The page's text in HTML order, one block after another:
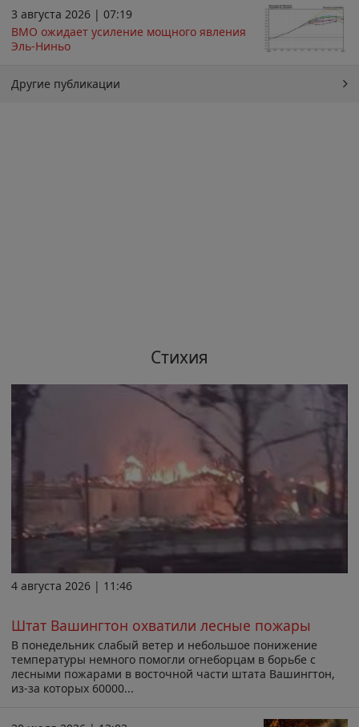
3 августа 2026 | 07:19
ВМО ожидает усиление мощного явления
Эль-Ниньо
Другие публикации
Стихия
4 августа 2026 | 11:46
Штат Вашингтон охватили лесные пожары
В понедельник слабый ветер и небольшое понижение
температуры немного помогли огнеборцам в борьбе с
лесными пожарами в восточной части штата Вашингтон,
из-за которых 60000...